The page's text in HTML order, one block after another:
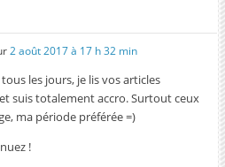
2 août 2017 à 17 h 32 min
les jours, je lis vos articles
suis totalement accro. Surtout ceux
ma période préférée =)
!